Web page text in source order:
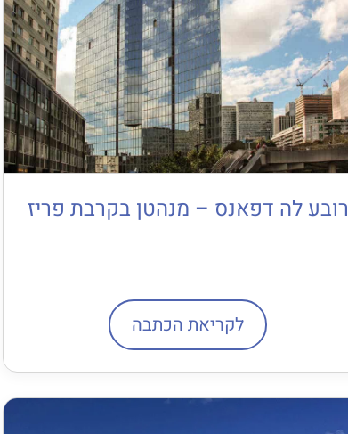
רובע לה דפאנס – מנהטן בקרבת פריז
לקריאת הכתבה